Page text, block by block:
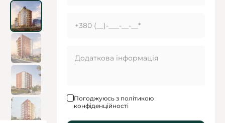
Погоджуюсь з політикою
конфіденційності